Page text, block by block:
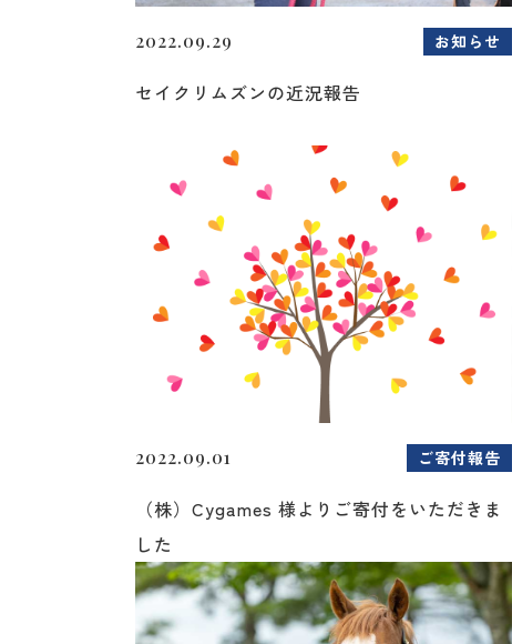
2022.09.29 お知らせ
セイクリムズンの近況報告
2022.09.01 ご寄付報告
（株）Cygames 様よりご寄付をいただきま
した